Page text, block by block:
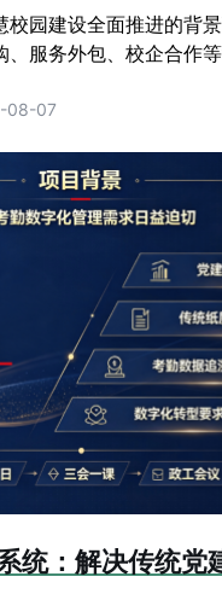
校园建设全面推进的背
、服务外包、校企合作
08-07